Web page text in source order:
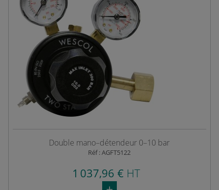
Double mano–détendeur 0–10 bar
Réf : AGFT5122
1 037,96 € HT